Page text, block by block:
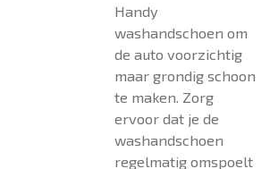
Handy
washandschoen om
de auto voorzichtig
maar grondig schoon
te maken. Zorg
ervoor dat je de
washandschoen
regelmatig omspoelt